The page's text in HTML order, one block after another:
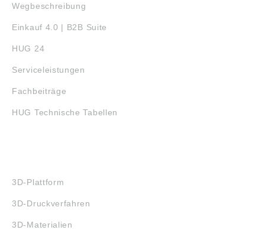
Wegbeschreibung
Einkauf 4.0 | B2B Suite
HUG 24
Serviceleistungen
Fachbeiträge
HUG Technische Tabellen
3D-Plattform
3D-Druckverfahren
3D-Materialien